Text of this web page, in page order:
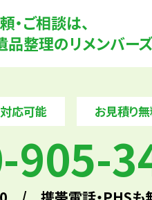
・ご相談は、
整理のリメンバー
応可能 お見積り
905-